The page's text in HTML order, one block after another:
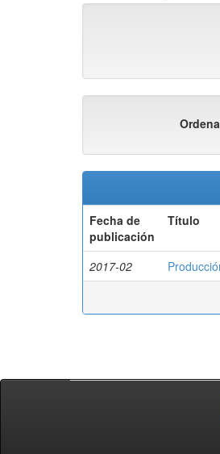
Fecha de
publicación
Título
2017-02